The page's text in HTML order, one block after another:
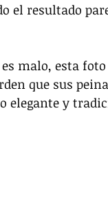
el resultado
es malo, esta
que sus
elegante y